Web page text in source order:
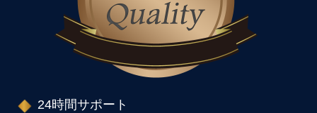
24時間サポート